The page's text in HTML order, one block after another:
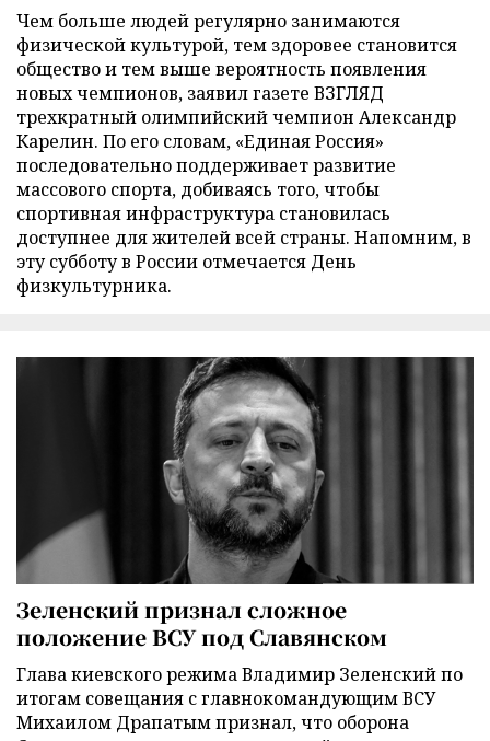
Чем больше людей регулярно занимаются
физической культурой, тем здоровее становится
общество и тем выше вероятность появления
новых чемпионов, заявил газете ВЗГЛЯД
трехкратный олимпийский чемпион Александр
Карелин. По его словам, «Единая Россия»
последовательно поддерживает развитие
массового спорта, добиваясь того, чтобы
спортивная инфраструктура становилась
доступнее для жителей всей страны. Напомним, в
эту субботу в России отмечается День
физкультурника.
Зеленский признал сложное
положение ВСУ под Славянском
Глава киевского режима Владимир Зеленский по
итогам совещания с главнокомандующим ВСУ
Михаилом Драпатым признал, что оборона